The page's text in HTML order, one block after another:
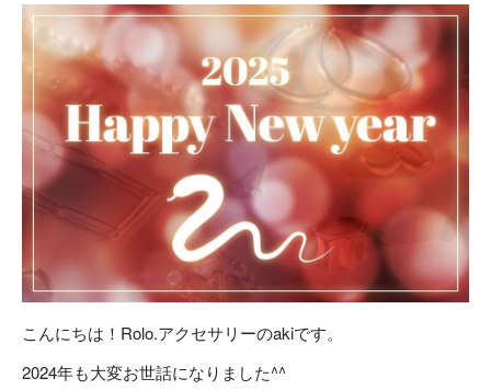
こんにちは！Rolo.アクセサリーのakiです。
2024年も大変お世話になりました^^